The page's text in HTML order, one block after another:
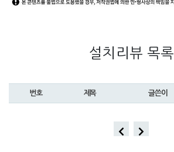
설치리뷰 목록
번호 제목 글쓴이